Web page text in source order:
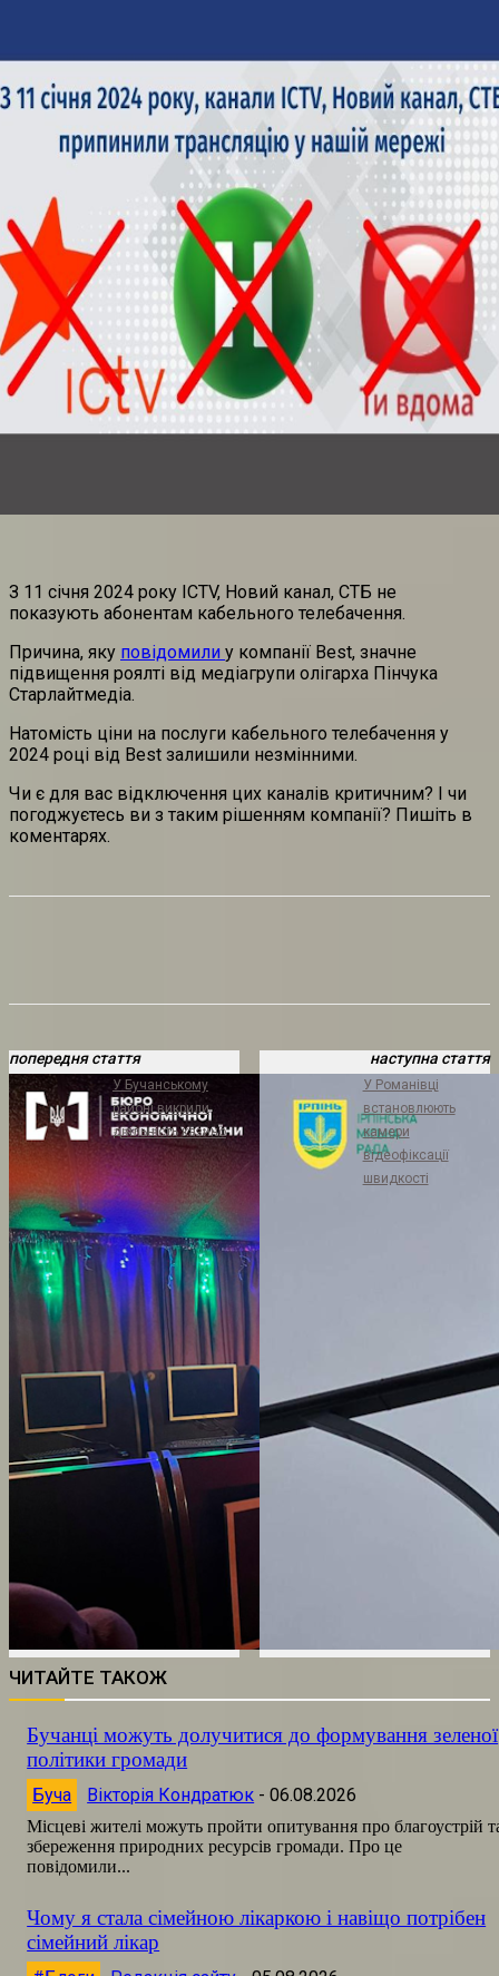
З 11 січня 2024 року ICTV, Новий канал, СТБ не
показують абонентам кабельного телебачення.
Причина, яку повідомили у компанії Best, значне
підвищення роялті від медіагрупи олігарха Пінчука
Старлайтмедіа.
Натомість ціни на послуги кабельного телебачення у
2024 році від Best залишили незмінними.
Чи є для вас відключення цих каналів критичним? І чи
погоджуєтесь ви з таким рішенням компанії? Пишіть в
коментарях.
попередня стаття
У Бучанському
районі викрили
діяльність казино
наступна стаття
У Романівці
встановлюють
камери
відеофіксації
швидкості
ЧИТАЙТЕ ТАКОЖ
Бучанці можуть долучитися до формування зеленої
політики громади
Буча Вікторія Кондратюк - 06.08.2026
Місцеві жителі можуть пройти опитування про благоустрій
збереження природних ресурсів громади. Про це
повідомили...
Чому я стала сімейною лікаркою і навіщо потрібен
сімейний лікар